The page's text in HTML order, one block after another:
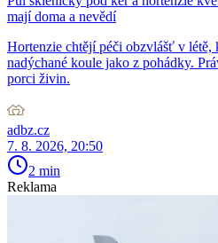
mají doma a nevědí
Hortenzie chtějí péči obzvlášť v létě,
nadýchané koule jako z pohádky.
porci živin.
adbz.cz
7. 8. 2026, 20:50
2 min
Reklama